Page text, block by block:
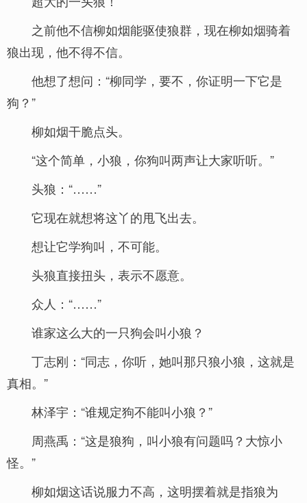
之前他不信柳如烟能驱使狼群，现在柳如烟骑着
狼出现，他不得不信。
他想了想问：“柳同学，要不，你证明一下它是
狗？”
柳如烟干脆点头。
“这个简单，小狼，你狗叫两声让大家听听。”
头狼：“……”
它现在就想将这丫的甩飞出去。
想让它学狗叫，不可能。
头狼直接扭头，表示不愿意。
众人：“……”
谁家这么大的一只狗会叫小狼？
丁志刚：“同志，你听，她叫那只狼小狼，这就是
真相。”
林泽宇：“谁规定狗不能叫小狼？”
周燕禹：“这是狼狗，叫小狼有问题吗？大惊小
怪。”
柳如烟这话说服力不高，这明摆着就是指狼为